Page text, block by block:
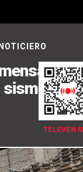
TELEVEN
de
sismos